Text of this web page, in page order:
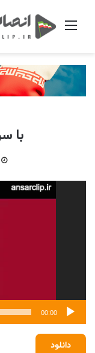
منو
با
نمایشگر
00:00
دانلود